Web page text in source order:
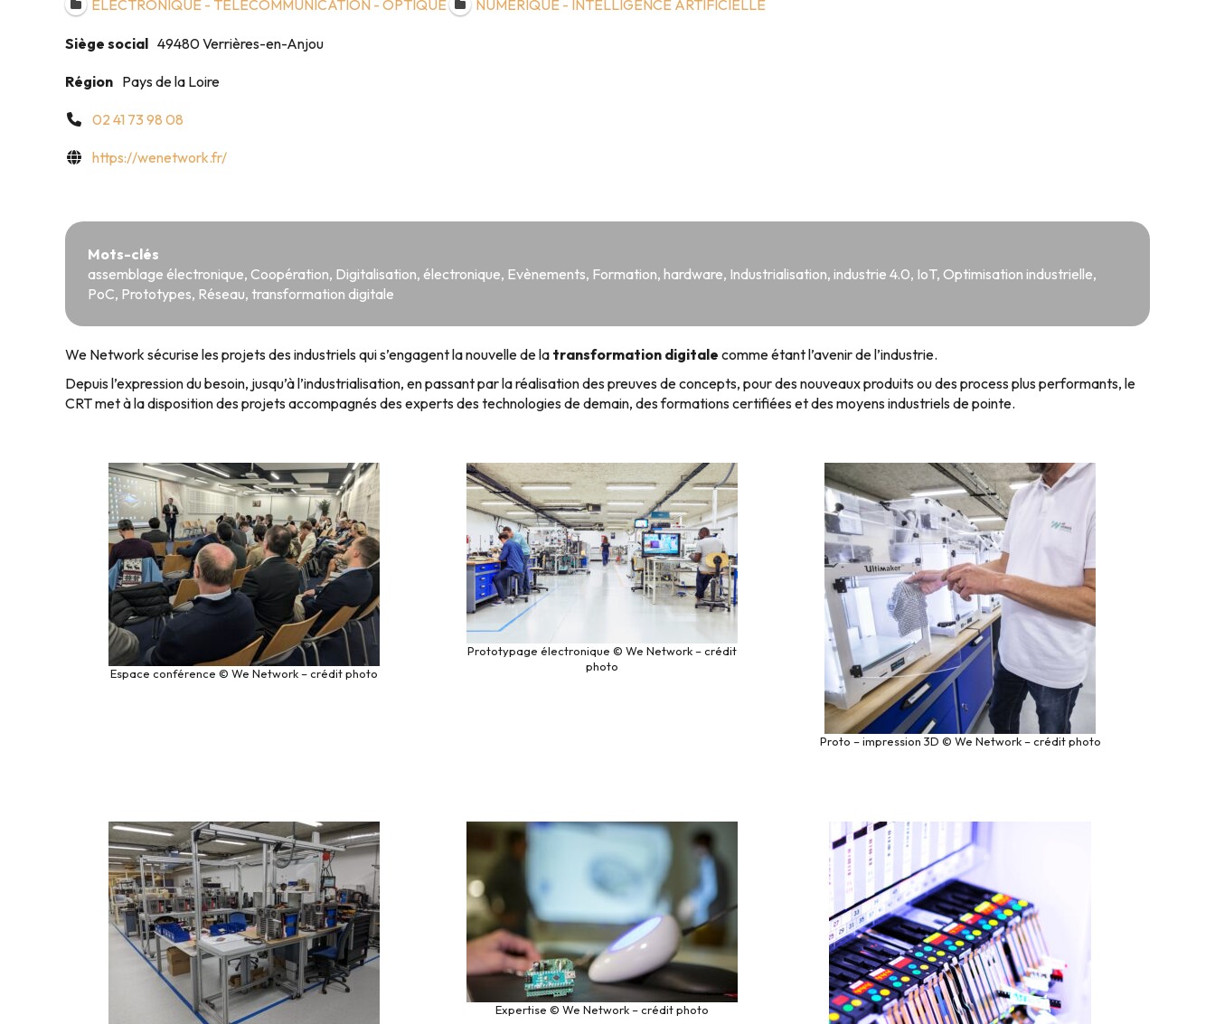
ELECTRONIQUE - TELECOMMUNICATION - OPTIQUE NUMERIQUE - INTELLIGENCE ARTIFICIELLE
Siège social 49480 Verrières-en-Anjou
Région Pays de la Loire
02 41 73 98 08
https://wenetwork.fr/
Mots-clés
assemblage électronique, Coopération, Digitalisation, électronique, Evènements, Formation, hardware, Industrialisation, industrie 4.0, IoT, Optimisation industrielle,
PoC, Prototypes, Réseau, transformation digitale
We Network sécurise les projets des industriels qui s’engagent la nouvelle de la transformation digitale comme étant l’avenir de l’industrie.
Depuis l’expression du besoin, jusqu’à l’industrialisation, en passant par la réalisation des preuves de concepts, pour des nouveaux produits ou des process plus performants, le
CRT met à la disposition des projets accompagnés des experts des technologies de demain, des formations certifiées et des moyens industriels de pointe.
Espace conférence © We Network – crédit photo
Prototypage électronique © We Network – crédit
photo
Proto – impression 3D © We Network – crédit photo
Expertise © We Network – crédit photo